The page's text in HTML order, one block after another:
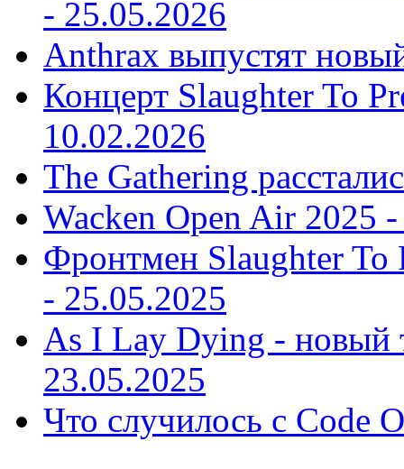
- 25.05.2026
Anthrax выпустят
Концерт Slaughter To
10.02.2026
The Gathering
Wacken Open Air 2025
Фронтмен Slaughter To
- 25.05.2025
As I Lay Dying - новый
23.05.2025
Что случилось с Code